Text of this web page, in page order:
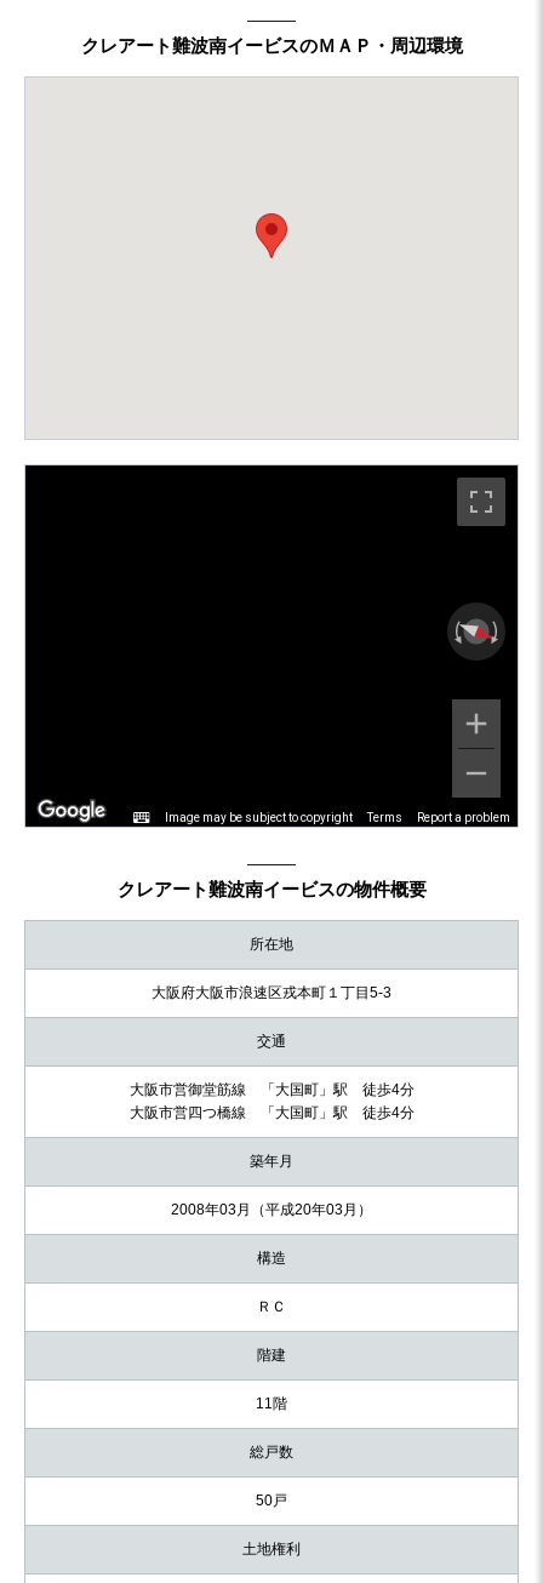
クレアート難波南イービスのＭＡＰ・周辺環境
Image may be subject to copyright Terms Report a problem
クレアート難波南イービスの物件概要
所在地
大阪府大阪市浪速区戎本町１丁目5-3
交通
大阪市営御堂筋線 「大国町」駅 徒歩4分
大阪市営四つ橋線 「大国町」駅 徒歩4分
築年月
2008年03月（平成20年03月）
構造
ＲＣ
階建
11階
総戸数
50戸
土地権利